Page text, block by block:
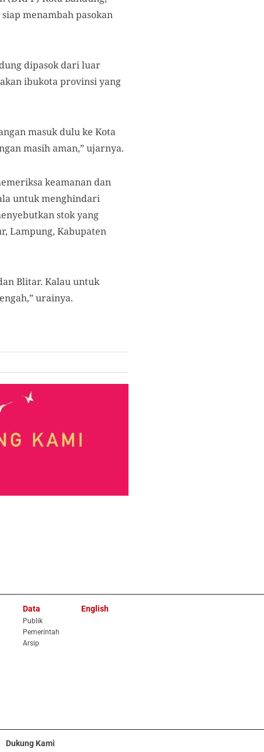
menambah pasokan
dipasok dari luar
ibukota provinsi yang
masuk dulu ke Kota
masih aman,” ujarnya.
keamanan dan
untuk menghindari
stok yang
Lampung, Kabupaten
Blitar. Kalau untuk
urainya.
Data
Publik
Pemerintah
Arsip
English
Dukung Kami